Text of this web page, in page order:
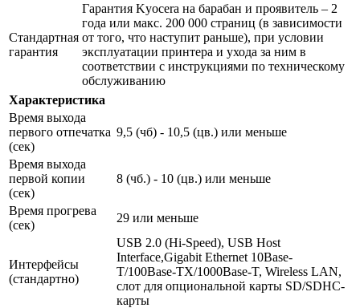
Стандартная
гарантия
Гарантия Kyocera на барабан и проявитель – 2
года или макс. 200 000 страниц (в зависимости
от того, что наступит раньше), при условии
эксплуатации принтера и ухода за ним в
соответствии с инструкциями по техническому
обслуживанию
Характеристика
Время выхода
первого отпечатка
(сек)
9,5 (чб) - 10,5 (цв.) или меньше
Время выхода
первой копии
(сек)
8 (чб.) - 10 (цв.) или меньше
Время прогрева
(сек)
29 или меньше
Интерфейсы
(стандартно)
USB 2.0 (Hi-Speed), USB Host
Interface,Gigabit Ethernet 10Base-
T/100Base-TX/1000Base-T, Wireless LAN,
слот для опциональной карты SD/SDHC-
карты